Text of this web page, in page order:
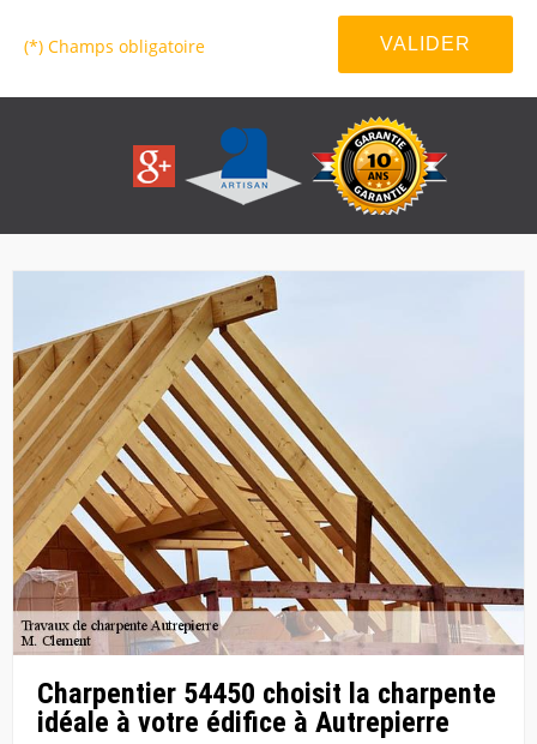
(*) Champs obligatoire
Charpentier 54450 choisit la charpente
idéale à votre édifice à Autrepierre